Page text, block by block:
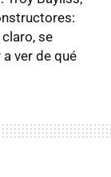
se
ver de qué